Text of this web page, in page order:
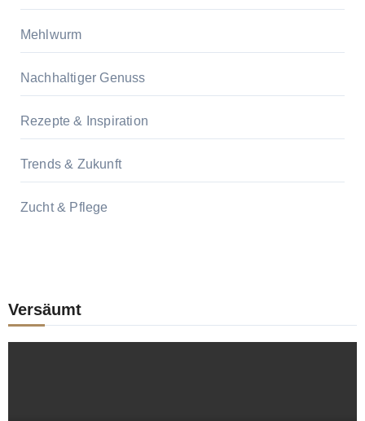
Mehlwurm
Nachhaltiger Genuss
Rezepte & Inspiration
Trends & Zukunft
Zucht & Pflege
Versäumt